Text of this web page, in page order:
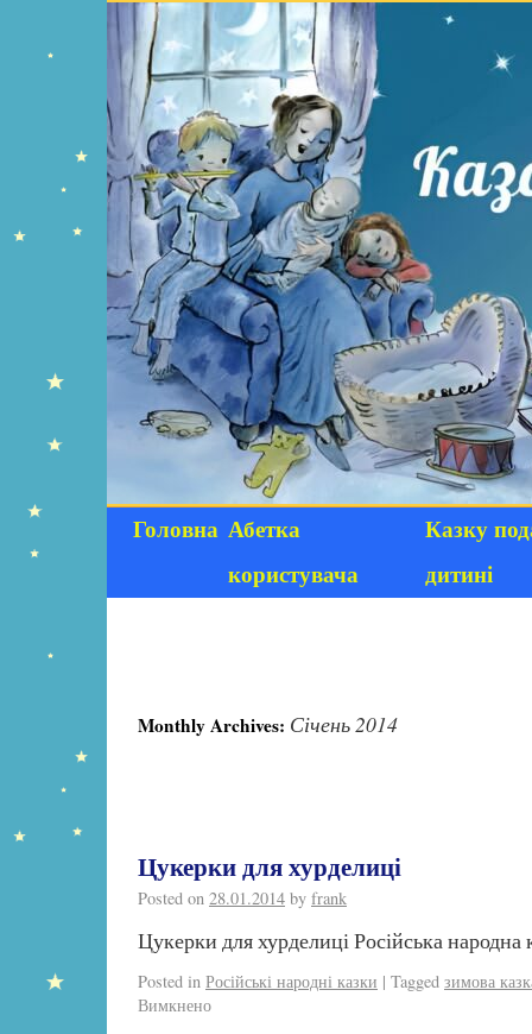
Головна Абетка
користувача
Казку
дитині
Monthly Archives: Січень 2014
Цукерки для хурделиці
Posted on 28.01.2014 by frank
Цукерки для хурделиці Російська
Posted in Російські народні казки | Tagged зимова
Вимкнено